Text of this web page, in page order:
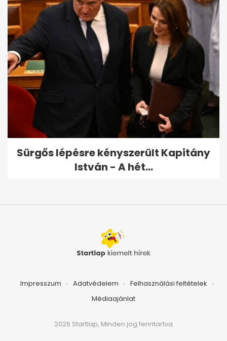
Sürgős lépésre kényszerült Kapitány
István - A hét...
Impresszum Adatvédelem
Felhasználási feltételek
Médiaajánlat
2026 Startlap, Minden jog fenntartva